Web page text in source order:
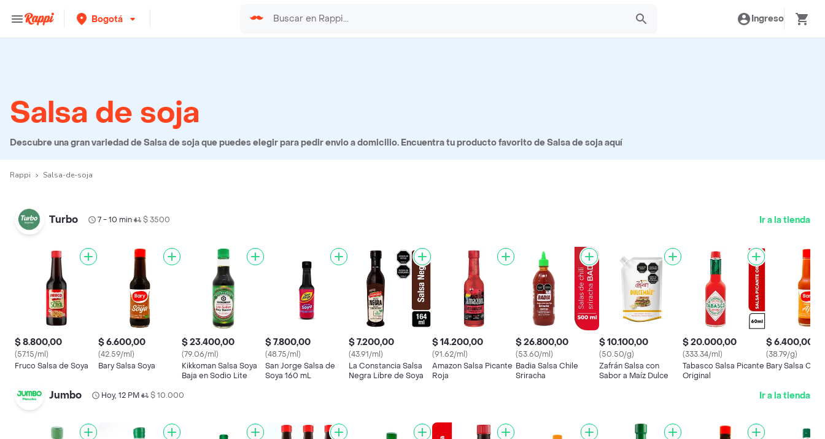
Bogotá Ingreso
Salsa de soja
Descubre una gran variedad de Salsa de soja que puedes elegir para pedir envio a domicilio. Encuentra tu producto favorito de Salsa de soja aquí
Rappi Salsa-de-soja
Turbo 7 - 10 min• $ 3500 Ir a la tienda
$ 8.800,00
(57.15/ml)
Fruco Salsa de Soya
$ 6.600,00
(42.59/ml)
Bary Salsa Soya
$ 23.400,00
(79.06/ml)
Kikkoman Salsa Soya
Baja en Sodio Lite
$ 7.800,00
(48.75/ml)
San Jorge Salsa de
Soya 160 mL
$ 7.200,00
(43.91/ml)
La Constancia Salsa
Negra Libre de Soya
$ 14.200,00
(91.62/ml)
Amazon Salsa Picante
Roja
$ 26.800,00
(53.60/ml)
Badia Salsa Chile
Sriracha
$ 10.100,00
(50.50/g)
Zafrán Salsa con
Sabor a Maíz Dulce
$ 20.000,00
(333.34/ml)
Tabasco Salsa Picante
Original
$ 6.400,00
(38.79/g)
Bary Salsa Con
Jumbo Hoy, 12 PM• $ 10.000 Ir a la tienda